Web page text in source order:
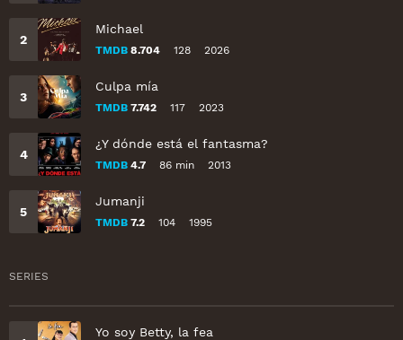
Michael
TMDB 8.704 128 2026
Culpa mía
TMDB 7.742 117 2023
¿Y dónde está el fantasma?
TMDB 4.7 86 min 2013
Jumanji
TMDB 7.2 104 1995
SERIES
Yo soy Betty, la fea